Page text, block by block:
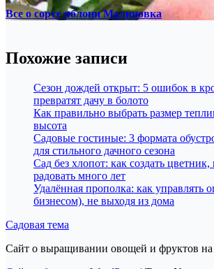
Все о сорте яблони Малиновка
Похожие записи
Сезон дождей открыт: 5 ошибок в
превратят дачу в болото
Как правильно выбрать размер
высота
Садовые гостиные: 3 формата
для стильного дачного сезона
Сад без хлопот: как создать цветник,
радовать много лет
Удалённая прополка: как управлять
бизнесом), не выходя из дома
Садовая тема
Сайт о выращивании овощей и фруктов на